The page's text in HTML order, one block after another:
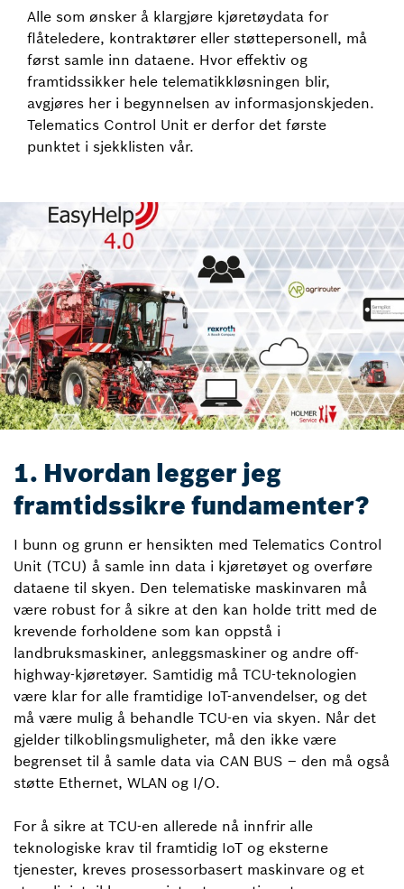
Alle som ønsker å klargjøre kjøretøydata for
flåteledere, kontraktører eller støttepersonell, må
først samle inn dataene. Hvor effektiv og
framtidssikker hele telematikkløsningen blir,
avgjøres her i begynnelsen av informasjonskjeden.
Telematics Control Unit er derfor det første
punktet i sjekklisten vår.
1. Hvordan legger jeg
framtidssikre fundamenter?
I bunn og grunn er hensikten med Telematics Control
Unit (TCU) å samle inn data i kjøretøyet og overføre
dataene til skyen. Den telematiske maskinvaren må
være robust for å sikre at den kan holde tritt med de
krevende forholdene som kan oppstå i
landbruksmaskiner, anleggsmaskiner og andre off-
highway-kjøretøyer. Samtidig må TCU-teknologien
være klar for alle framtidige IoT-anvendelser, og det
må være mulig å behandle TCU-en via skyen. Når det
gjelder tilkoblingsmuligheter, må den ikke være
begrenset til å samle data via CAN BUS – den må også
støtte Ethernet, WLAN og I/O.
For å sikre at TCU-en allerede nå innfrir alle
teknologiske krav til framtidig IoT og eksterne
tjenester, kreves prosessorbasert maskinvare og et